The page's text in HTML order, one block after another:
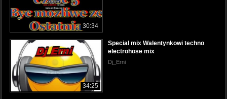
30:34
34:25
Special mix Walentynkowi techno
electrohose mix
Dj_Erni